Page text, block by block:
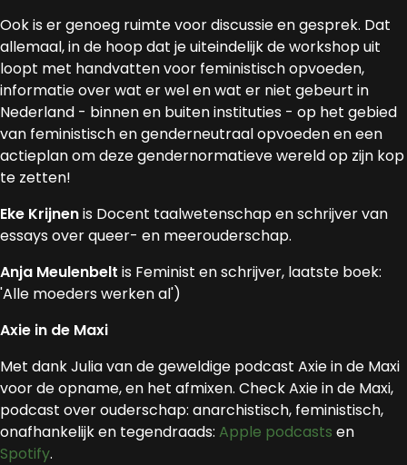
Ook is er genoeg ruimte voor discussie en gesprek. Dat
allemaal, in de hoop dat je uiteindelijk de workshop uit
loopt met handvatten voor feministisch opvoeden,
informatie over wat er wel en wat er niet gebeurt in
Nederland - binnen en buiten instituties - op het gebied
van feministisch en genderneutraal opvoeden en een
actieplan om deze gendernormatieve wereld op zijn kop
te zetten!
Eke Krijnenis Docent taalwetenschap en schrijver van
essays over queer- en meerouderschap.
Anja Meulenbelt is Feminist en schrijver, laatste boek:
'Alle moeders werken al')
Axie in de Maxi
Met dank Julia van de geweldige podcast Axie in de Maxi
voor de opname, en het afmixen. Check Axie in de Maxi,
podcast over ouderschap: anarchistisch, feministisch,
onafhankelijk en tegendraads: Apple podcasts en
Spotify.